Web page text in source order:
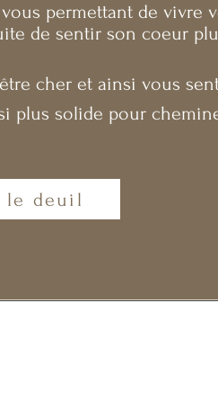
permettant de vivre
de sentir son coeur
cher et ainsi vous
plus solide pour
le deuil